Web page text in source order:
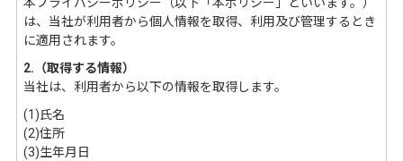
本プライバシーポリシー（以下「本ポリシー」といいます。）
は、当社が利用者から個人情報を取得、利用及び管理するとき
に適用されます。
2.（取得する情報）
当社は、利用者から以下の情報を取得します。
(1)氏名
(2)住所
(3)生年月日